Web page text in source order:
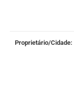
Proprietário/Cidade: